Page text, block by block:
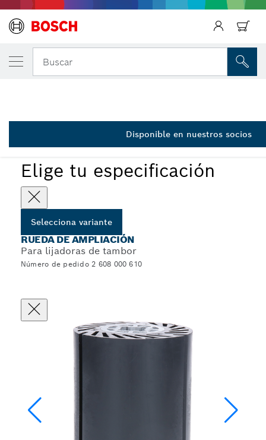
Buscar
Elige tu especificación
Selecciona variante
RUEDA DE AMPLIACIÓN
Para lijadoras de tambor
Número de pedido 2 608 000 610
TU VARIANTE SELECCIONADA
Cilindro de expansión
2 608 000 610
Disponible en nuestros socios